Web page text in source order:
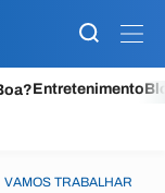
Entretenimento
VAMOS TRABALHAR